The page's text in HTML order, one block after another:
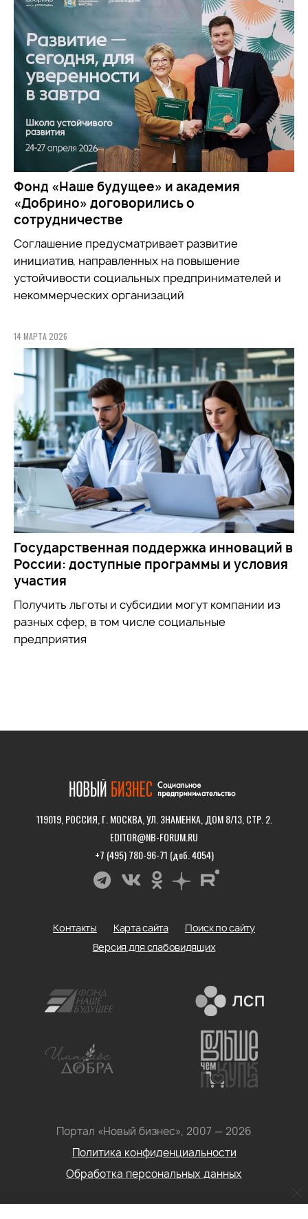
Фонд «Наше будущее» и академия
«Добрино» договорились о
сотрудничестве
Соглашение предусматривает развитие
инициатив, направленных на повышение
устойчивости социальных предпринимателей и
некоммерческих организаций
14 МАРТА 2026
Государственная поддержка инноваций в
России: доступные программы и условия
участия
Получить льготы и субсидии могут компании из
разных сфер, в том числе социальные
предприятия
119019, РОССИЯ, Г. МОСКВА, УЛ. ЗНАМЕНКА, ДОМ 8/13, СТР. 2.
EDITOR@NB-FORUM.RU
+7 (495) 780-96-71 (доб. 4054)
Портал «Новый бизнес», 2007 — 2026
Политика конфиденциальности
Обработка персональных данных
Контакты Карта сайта
Поиск по сайту
Версия для слабовидящих